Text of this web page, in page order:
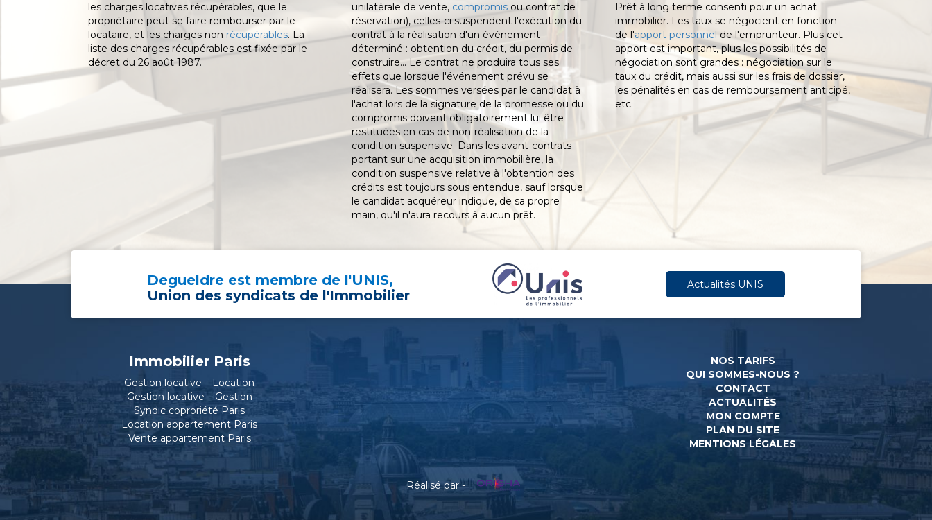
les charges locatives récupérables, que le
propriétaire peut se faire rembourser par le
locataire, et les charges non récupérables. La
liste des charges récupérables est fixée par le
décret du 26 août 1987.
unilatérale de vente, compromis ou contrat de
réservation), celles-ci suspendent l'exécution du
contrat à la réalisation d'un événement
déterminé : obtention du crédit, du permis de
construire... Le contrat ne produira tous ses
effets que lorsque l'événement prévu se
réalisera. Les sommes versées par le candidat à
l'achat lors de la signature de la promesse ou du
compromis doivent obligatoirement lui être
restituées en cas de non-réalisation de la
condition suspensive. Dans les avant-contrats
portant sur une acquisition immobilière, la
condition suspensive relative à l'obtention des
crédits est toujours sous entendue, sauf lorsque
le candidat acquéreur indique, de sa propre
main, qu'il n'aura recours à aucun prêt.
Prêt à long terme consenti pour un achat
immobilier. Les taux se négocient en fonction
de l'apport personnel de l'emprunteur. Plus cet
apport est important, plus les possibilités de
négociation sont grandes : négociation sur le
taux du crédit, mais aussi sur les frais de dossier,
les pénalités en cas de remboursement anticipé,
etc.
Degueldre est membre de l'UNIS,
Union des syndicats de l'Immobilier
Actualités UNIS
Immobilier Paris
Gestion locative – Location
Gestion locative – Gestion
Syndic coproriété Paris
Location appartement Paris
Vente appartement Paris
NOS TARIFS
QUI SOMMES-NOUS ?
CONTACT
ACTUALITÉS
MON COMPTE
PLAN DU SITE
MENTIONS LÉGALES
Réalisé par -